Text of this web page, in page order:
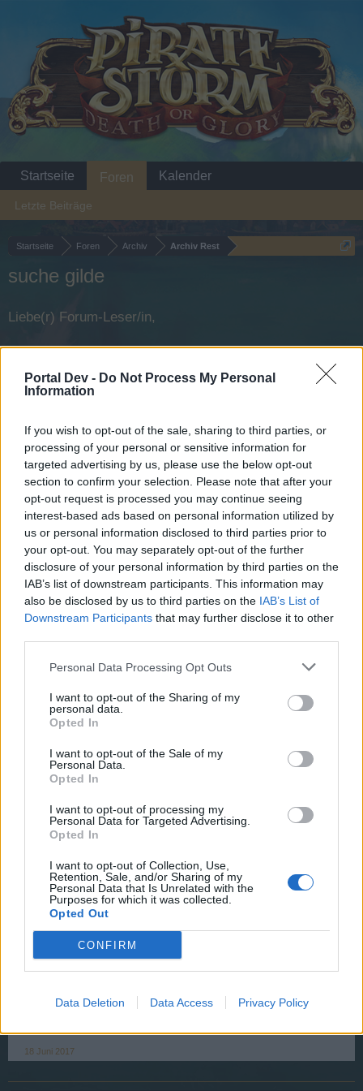
Portal Dev - Do Not Process My Personal
Information
If you wish to opt-out of the sale, sharing to third parties, or
processing of your personal or sensitive information for
targeted advertising by us, please use the below opt-out
section to confirm your selection. Please note that after your
opt-out request is processed you may continue seeing
interest-based ads based on personal information utilized by
us or personal information disclosed to third parties prior to
your opt-out. You may separately opt-out of the further
disclosure of your personal information by third parties on the
IAB’s list of downstream participants. This information may
also be disclosed by us to third parties on the IAB’s List of
Downstream Participants that may further disclose it to other
Personal Data Processing Opt Outs
I want to opt-out of the Sharing of my
personal data.
Opted In
I want to opt-out of the Sale of my
Personal Data.
Opted In
I want to opt-out of processing my
Personal Data for Targeted Advertising.
Opted In
I want to opt-out of Collection, Use,
Retention, Sale, and/or Sharing of my
Personal Data that Is Unrelated with the
Purposes for which it was collected.
Opted Out
CONFIRM
Data Deletion Data Access Privacy Policy
Startseite Foren Archiv Archiv Rest
suche gilde
Liebe(r) Forum-Leser/in,
wenn Du in diesem Forum aktiv an den Gesprächen
musst Du Dich bitte zunächst im Spiel einloggen.
nächsten Besuch in unserem Forum! „Zum Spiel“
derkollos)
hallo bin 14 jahre alt und suche ne gilde habe ahab und
verwüster bin level 23 und aktiv mit ts3
17 Juni 2017
User
und sind hilfsbereit
17 Juni 2017
steffen19651
Hallo bei uns ebenfalls willkommen Gilde AWG.
18 Juni 2017
18 Juni 2017
Startseite Foren
Letzte Beiträge
Kalender